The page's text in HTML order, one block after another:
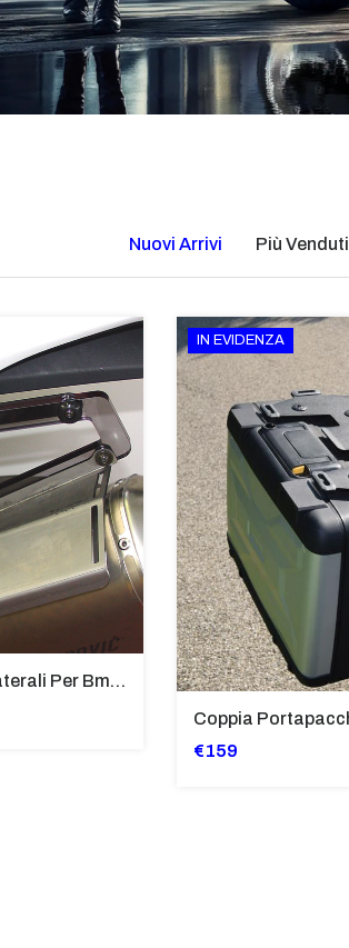
Nuovi Arrivi Più Venduti
Supporti Per Borse Laterali Per Bmw Hp2 Megamoto 2007 - 2008 TRASPARENTE - Sb02-T
IN EVIDENZA
€159